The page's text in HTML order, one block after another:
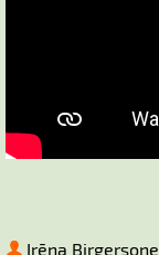
Irēna Birgersone